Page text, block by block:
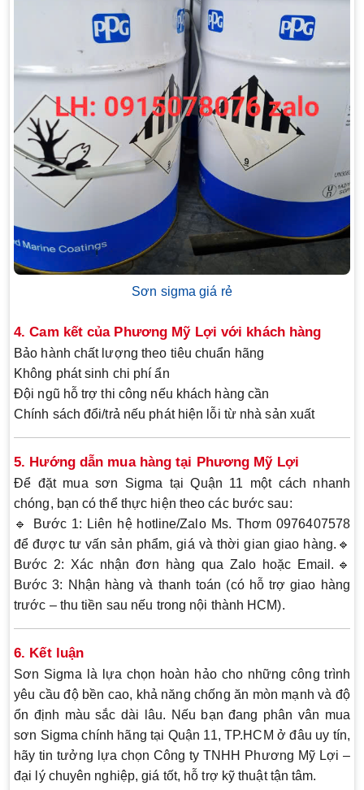
Sơn sigma giá rẻ
4. Cam kết của Phương Mỹ Lợi với khách hàng
Bảo hành chất lượng theo tiêu chuẩn hãng
Không phát sinh chi phí ẩn
Đội ngũ hỗ trợ thi công nếu khách hàng cần
Chính sách đổi/trả nếu phát hiện lỗi từ nhà sản xuất
5. Hướng dẫn mua hàng tại Phương Mỹ Lợi
Để đặt mua sơn Sigma tại Quận 11 một cách nhanh
chóng, bạn có thể thực hiện theo các bước sau:
🔹
Bước 1: Liên hệ hotline/Zalo Ms. Thơm 0976407578
để được tư vấn sản phẩm, giá và thời gian giao hàng.🔹
Bước 2: Xác nhận đơn hàng qua Zalo hoặc Email.🔹
Bước 3: Nhận hàng và thanh toán (có hỗ trợ giao hàng
trước – thu tiền sau nếu trong nội thành HCM).
6. Kết luận
Sơn Sigma là lựa chọn hoàn hảo cho những công trình
yêu cầu độ bền cao, khả năng chống ăn mòn mạnh và độ
ổn định màu sắc dài lâu. Nếu bạn đang phân vân mua
sơn Sigma chính hãng tại Quận 11, TP.HCM ở đâu uy tín,
hãy tin tưởng lựa chọn Công ty TNHH Phương Mỹ Lợi –
đại lý chuyên nghiệp, giá tốt, hỗ trợ kỹ thuật tận tâm.